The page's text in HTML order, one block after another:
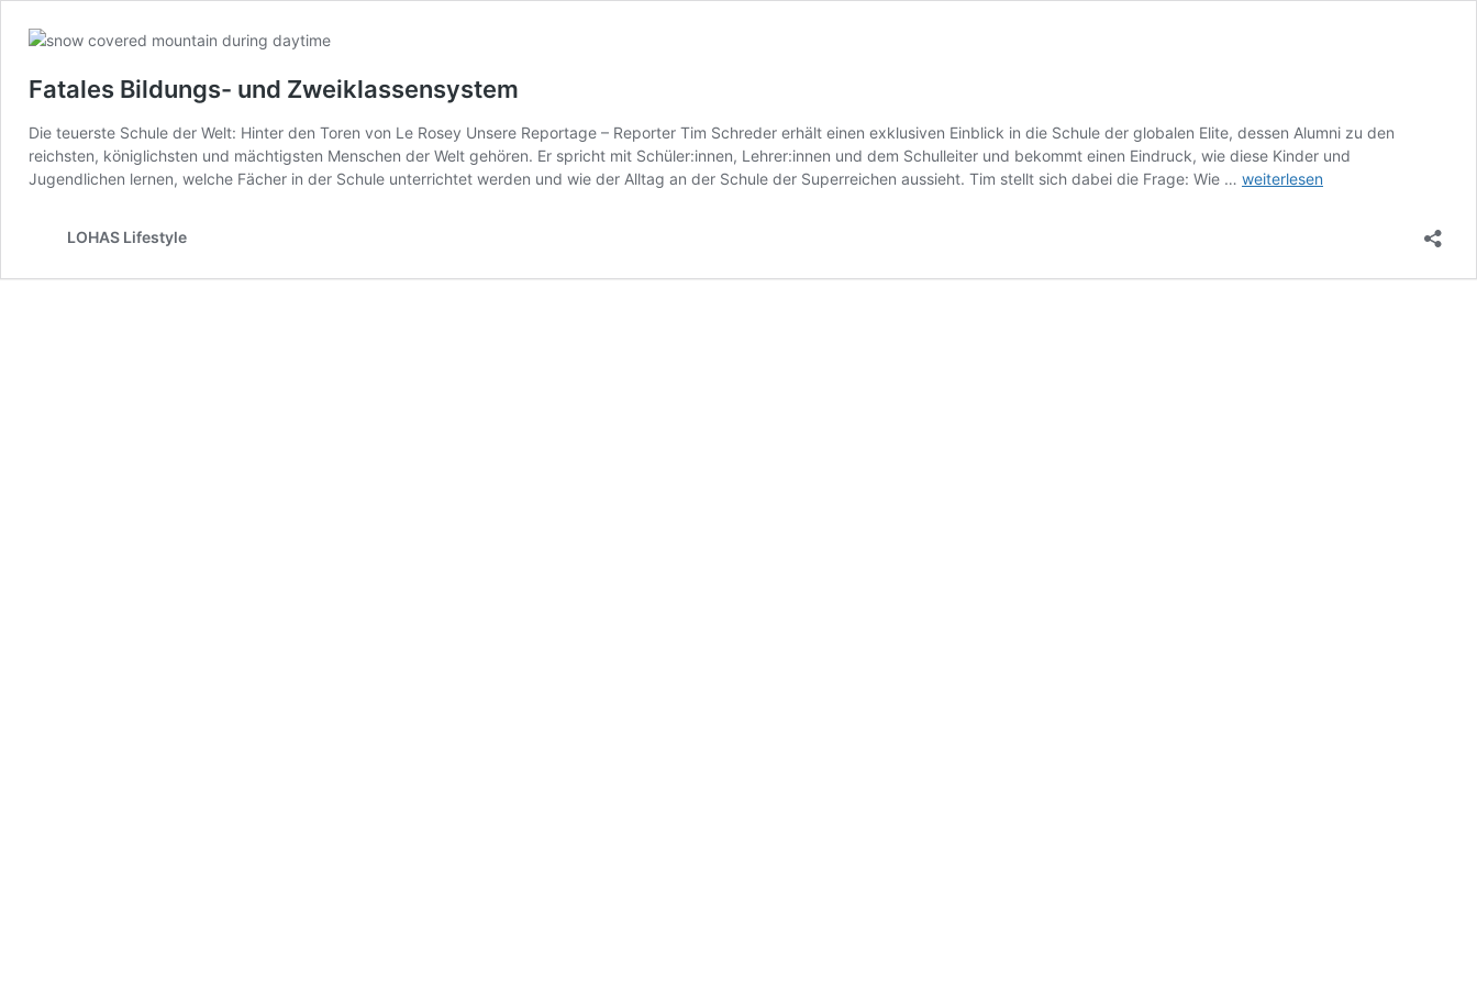
Fatales Bildungs- und Zweiklassensystem
Die teuerste Schule der Welt: Hinter den Toren von Le Rosey Unsere Reportage – Reporter Tim Schreder erhält einen exklusiven Einblick in die Schule der globalen Elite, dessen Alumni zu den
reichsten, königlichsten und mächtigsten Menschen der Welt gehören. Er spricht mit Schüler:innen, Lehrer:innen und dem Schulleiter und bekommt einen Eindruck, wie diese Kinder und
Jugendlichen lernen, welche Fächer in der Schule unterrichtet werden und wie der Alltag an der Schule der Superreichen aussieht. Tim stellt sich dabei die Frage: Wie … Fatales
weiterlesen
LOHAS Lifestyle